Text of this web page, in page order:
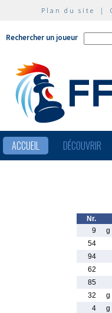
Plan du site |
Rechercher un joueur
ACCUEIL DÉCOUVRIR
Nr.
9
g
54
94
62
85
32
g
4
g